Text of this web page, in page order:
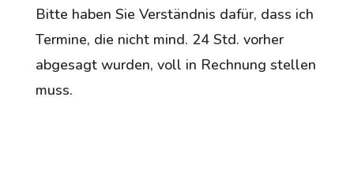
Bitte haben Sie Verständnis dafür, dass ich
Termine, die nicht mind. 24 Std. vorher
abgesagt wurden, voll in Rechnung stellen
muss.